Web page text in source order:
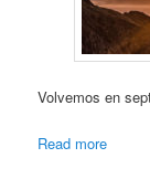
Volvemos en
Read more